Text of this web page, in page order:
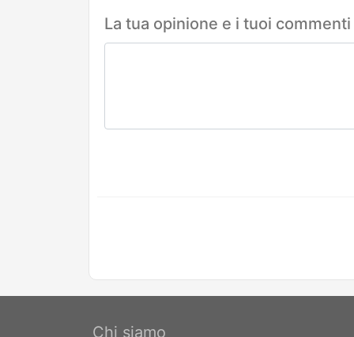
La tua opinione e i tuoi
Chi siamo